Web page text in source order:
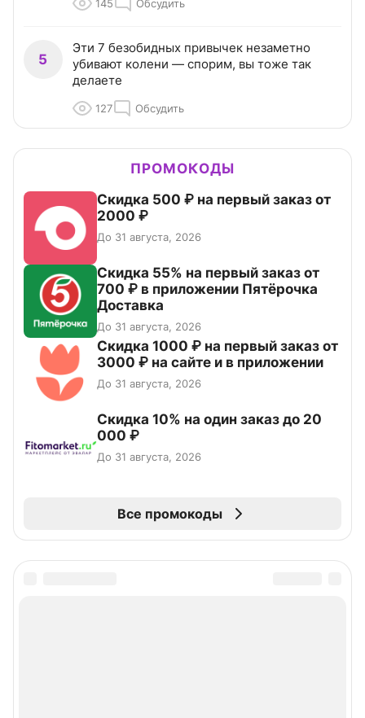
145 Обсудить
5
Эти 7 безобидных привычек незаметно
убивают колени — спорим, вы тоже так
делаете
127 Обсудить
ПРОМОКОДЫ
Скидка 500 ₽ на первый заказ от
2000 ₽
До 31 августа, 2026
Скидка 55% на первый заказ от
700 ₽ в приложении Пятёрочка
Доставка
До 31 августа, 2026
Скидка 1000 ₽ на первый заказ от
3000 ₽ на сайте и в приложении
До 31 августа, 2026
Скидка 10% на один заказ до 20
000 ₽
До 31 августа, 2026
Все промокоды